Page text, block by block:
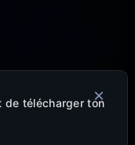
×
de télécharger ton